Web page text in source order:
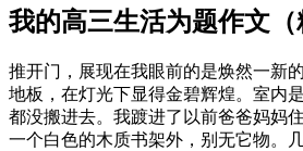
我的高三生活为题作文（
推开门，展现在我眼前的是焕然一新
地板，在灯光下显得金碧辉煌。室内
都没搬进去。我踱进了以前爸爸妈妈
一个白色的木质书架外，别无它物。